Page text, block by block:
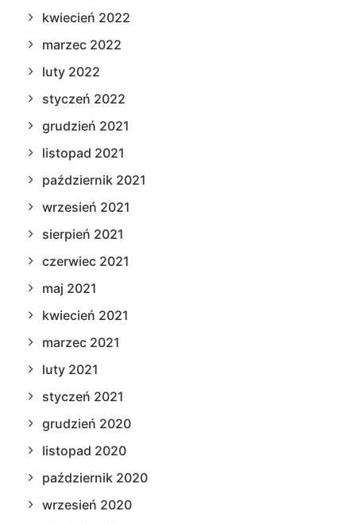
kwiecień 2022
marzec 2022
luty 2022
styczeń 2022
grudzień 2021
listopad 2021
październik 2021
wrzesień 2021
sierpień 2021
czerwiec 2021
maj 2021
kwiecień 2021
marzec 2021
luty 2021
styczeń 2021
grudzień 2020
listopad 2020
październik 2020
wrzesień 2020